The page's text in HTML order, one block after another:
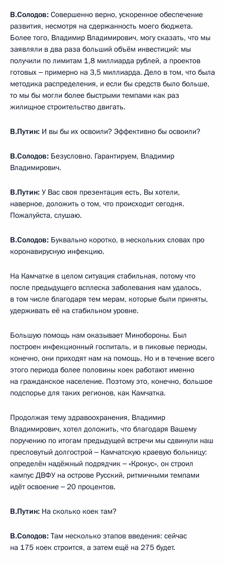
В.Солодов: Совершенно верно, ускоренное обеспечение
развития, несмотря на сдержанность моего бюджета.
Более того, Владимир Владимирович, могу сказать, что мы
заявляли в два раза больший объём инвестиций: мы
получили по лимитам 1,8 миллиарда рублей, а проектов
готовых ‒ примерно на 3,5 миллиарда. Дело в том, что была
методика распределения, и если бы средств было больше,
то мы бы могли более быстрыми темпами как раз
жилищное строительство двигать.
В.Путин: И вы бы их освоили? Эффективно бы освоили?
В.Солодов: Безусловно. Гарантируем, Владимир
Владимирович.
В.Путин: У Вас своя презентация есть, Вы хотели,
наверное, доложить о том, что происходит сегодня.
Пожалуйста, слушаю.
В.Солодов: Буквально коротко, в нескольких словах про
коронавирусную инфекцию.
На Камчатке в целом ситуация стабильная, потому что
после предыдущего всплеска заболевания нам удалось,
в том числе благодаря тем мерам, которые были приняты,
удерживать её на стабильном уровне.
Большую помощь нам оказывает Минобороны. Был
построен инфекционный госпиталь, и в пиковые периоды,
конечно, они приходят нам на помощь. Но и в течение всего
этого периода более половины коек работают именно
на гражданское население. Поэтому это, конечно, большое
подспорье для таких регионов, как Камчатка.
Продолжая тему здравоохранения, Владимир
Владимирович, хотел доложить, что благодаря Вашему
поручению по итогам предыдущей встречи мы сдвинули наш
пресловутый долгострой ‒ Камчатскую краевую больницу:
определён надёжный подрядчик ‒ «Крокус», он строил
кампус ДВФУ на острове Русский, ритмичными темпами
идёт освоение ‒ 20 процентов.
В.Путин: На сколько коек там?
В.Солодов: Там несколько этапов введения: сейчас
на 175 коек строится, а затем ещё на 275 будет.